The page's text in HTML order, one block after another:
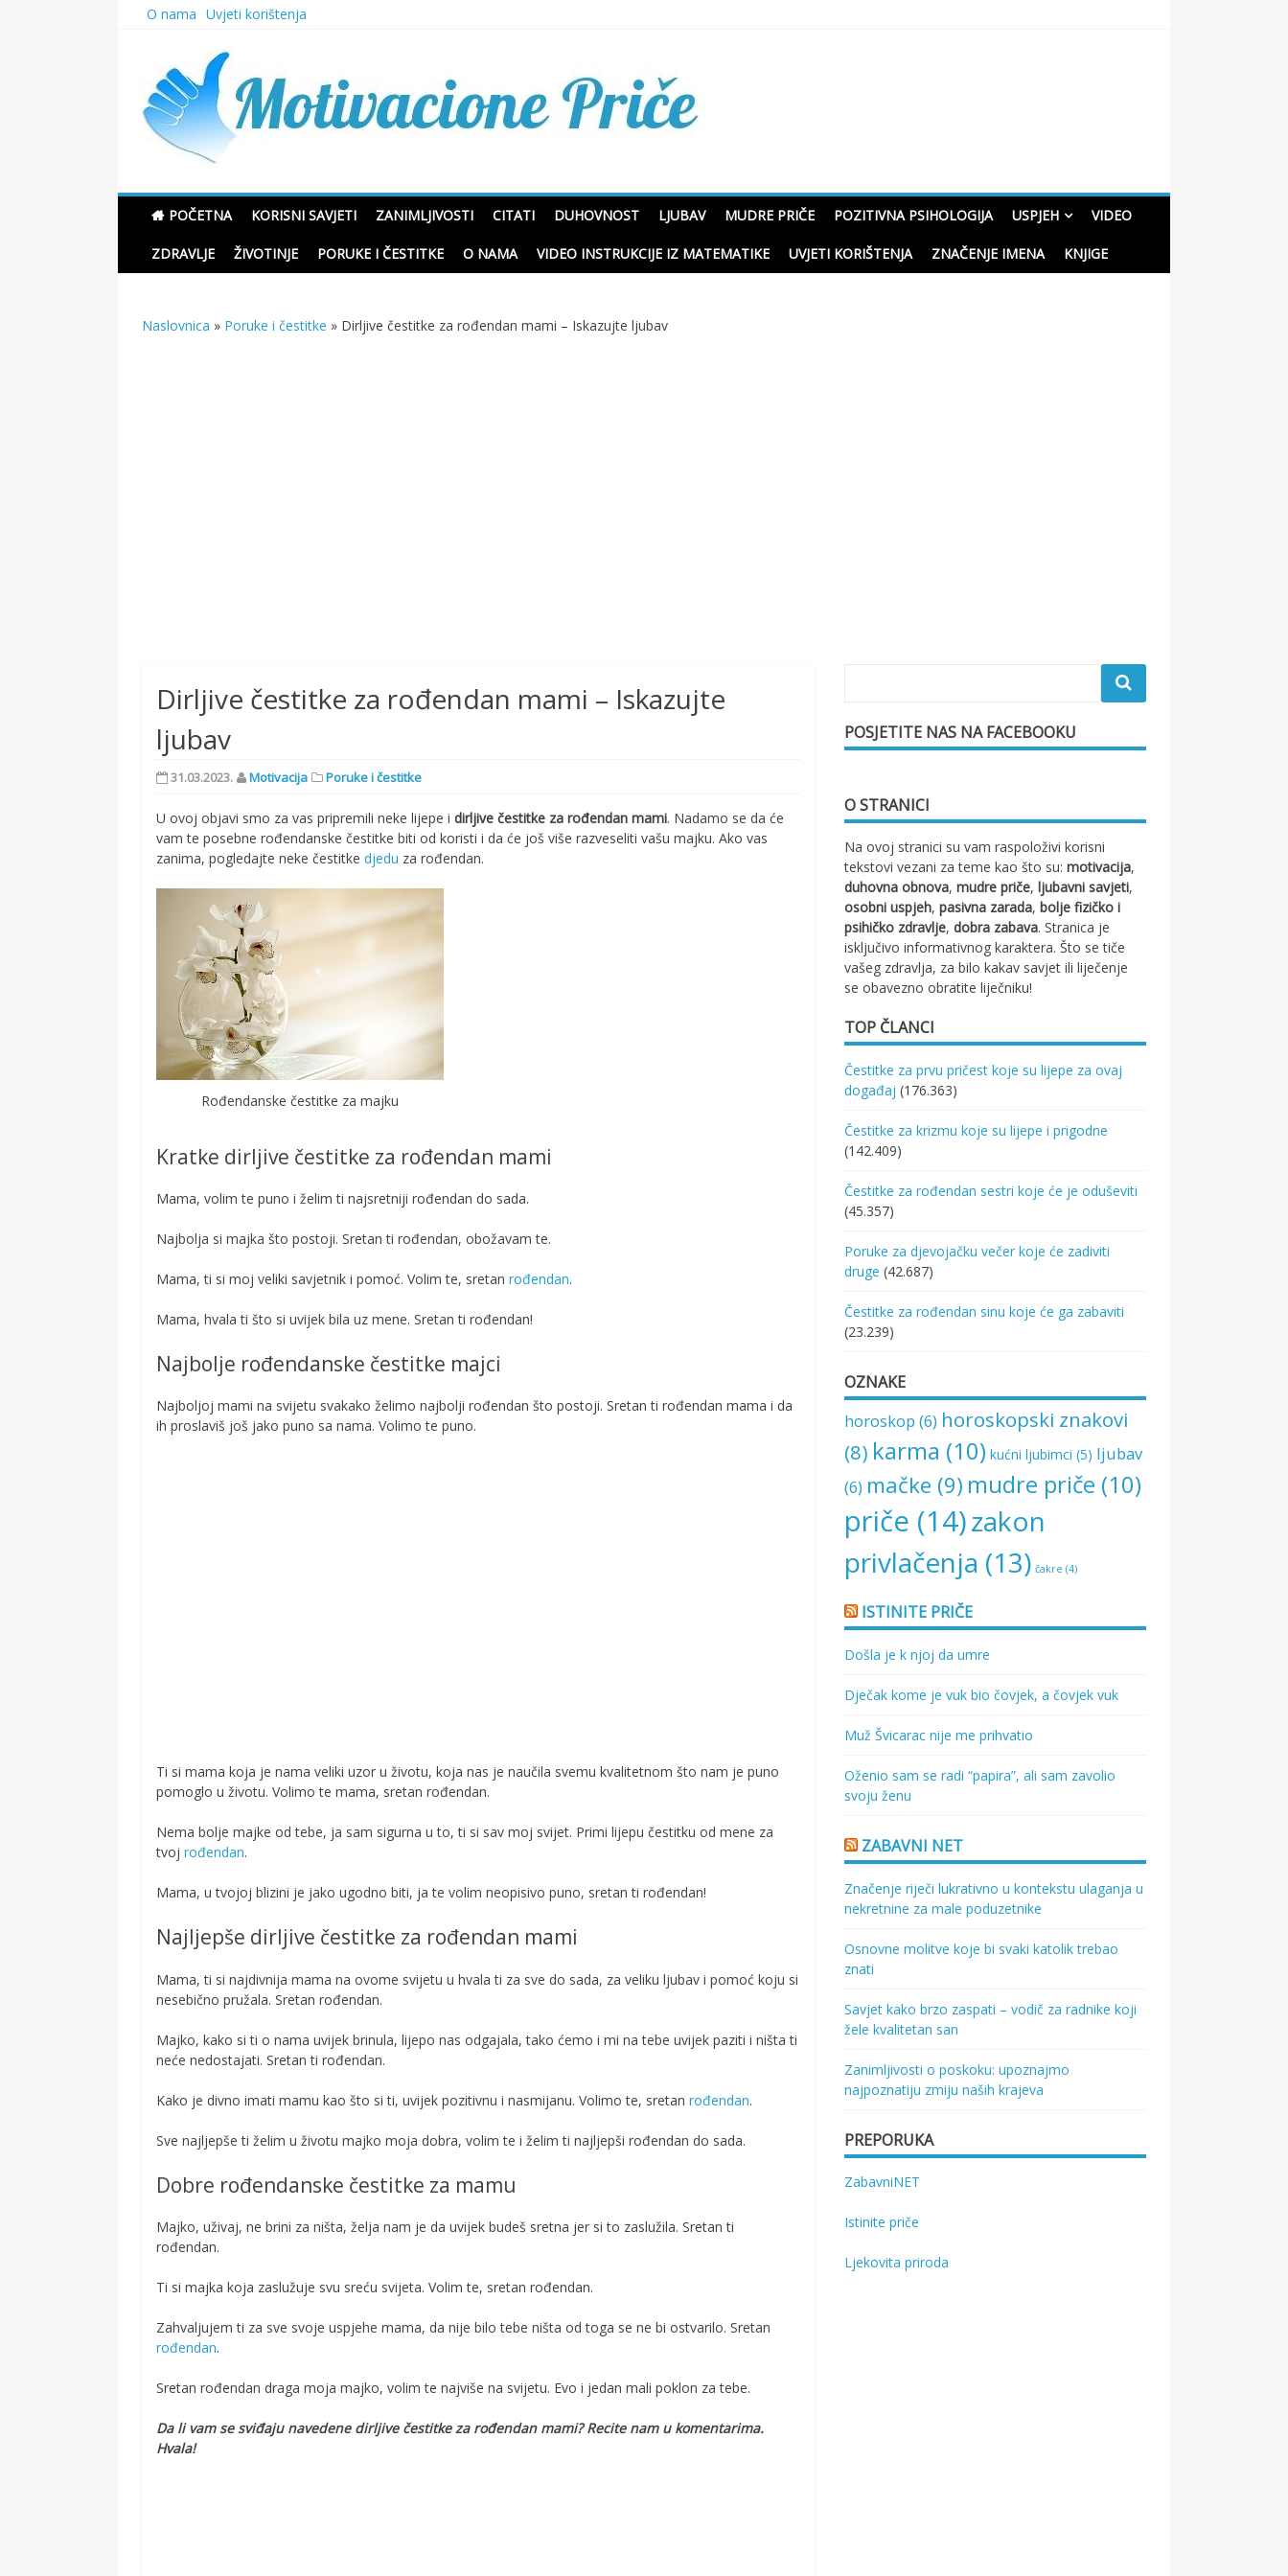
O nama Uvjeti korištenja
Motivacione Priče
POČETNA KORISNI SAVJETI ZANIMLJIVOSTI CITATI DUHOVNOST LJUBAV MUDRE PRIČE POZITIVNA PSIHOLOGIJA USPJEH VIDEO
ZDRAVLJE ŽIVOTINJE PORUKE I ČESTITKE O NAMA VIDEO INSTRUKCIJE IZ MATEMATIKE UVJETI KORIŠTENJA ZNAČENJE IMENA KNJIGE
Naslovnica » Poruke i čestitke » Dirljive čestitke za rođendan mami – Iskazujte ljubav
Dirljive čestitke za rođendan mami – Iskazujte
ljubav
31.03.2023. Motivacija Poruke i čestitke
U ovoj objavi smo za vas pripremili neke lijepe idirljive čestitke za rođendan mami. Nadamo se da će
vam te posebne rođendanske čestitke biti od koristi i da će još više razveseliti vašu majku. Ako vas
zanima, pogledajte neke čestitkedjedu za rođendan.
Rođendanske čestitke za majku
Kratke dirljive čestitke za rođendan mami
Mama, volim te puno i želim ti najsretniji rođendan do sada.
Najbolja si majka što postoji. Sretan ti rođendan, obožavam te.
Mama, ti si moj veliki savjetnik i pomoć. Volim te, sretanrođendan.
Mama, hvala ti što si uvijek bila uz mene. Sretan ti rođendan!
Najbolje rođendanske čestitke majci
Najboljoj mami na svijetu svakako želimo najbolji rođendan što postoji. Sretan ti rođendan mama i da
ih proslaviš još jako puno sa nama. Volimo te puno.
Ti si mama koja je nama veliki uzor u životu, koja nas je naučila svemu kvalitetnom što nam je puno
pomoglo u životu. Volimo te mama, sretan rođendan.
Nema bolje majke od tebe, ja sam sigurna u to, ti si sav moj svijet. Primi lijepu čestitku od mene za
tvojrođendan.
Mama, u tvojoj blizini je jako ugodno biti, ja te volim neopisivo puno, sretan ti rođendan!
Najljepše dirljive čestitke za rođendan mami
Mama, ti si najdivnija mama na ovome svijetu u hvala ti za sve do sada, za veliku ljubav i pomoć koju si
nesebično pružala. Sretan rođendan.
Majko, kako si ti o nama uvijek brinula, lijepo nas odgajala, tako ćemo i mi na tebe uvijek paziti i ništa ti
neće nedostajati. Sretan ti rođendan.
Kako je divno imati mamu kao što si ti, uvijek pozitivnu i nasmijanu. Volimo te, sretanrođendan.
Sve najljepše ti želim u životu majko moja dobra, volim te i želim ti najljepši rođendan do sada.
Dobre rođendanske čestitke za mamu
Majko, uživaj, ne brini za ništa, želja nam je da uvijek budeš sretna jer si to zaslužila. Sretan ti
rođendan.
Ti si majka koja zaslužuje svu sreću svijeta. Volim te, sretan rođendan.
Zahvaljujem ti za sve svoje uspjehe mama, da nije bilo tebe ništa od toga se ne bi ostvarilo. Sretan
rođendan.
Sretan rođendan draga moja majko, volim te najviše na svijetu. Evo i jedan mali poklon za tebe.
Da li vam se sviđaju navedene dirljive čestitke za rođendan mami? Recite nam u komentarima.
Hvala!
POSJETITE NAS NA FACEBOOKU
O STRANICI
Na ovoj stranici su vam raspoloživi korisni
tekstovi vezani za teme kao što su:motivacija,
duhovna obnova,mudre priče,ljubavni savjeti,
osobni uspjeh,pasivna zarada,bolje fizičko i
psihičko zdravlje,dobra zabava. Stranica je
isključivo informativnog karaktera. Što se tiče
vašeg zdravlja, za bilo kakav savjet ili liječenje
se obavezno obratite liječniku!
TOP ČLANCI
Čestitke za prvu pričest koje su lijepe za ovaj
događaj (176.363)
Čestitke za krizmu koje su lijepe i prigodne
(142.409)
Čestitke za rođendan sestri koje će je oduševiti
(45.357)
Poruke za djevojačku večer koje će zadiviti
druge (42.687)
Čestitke za rođendan sinu koje će ga zabaviti
(23.239)
OZNAKE
horoskop (6) horoskopski znakovi
(8) karma (10) kućni ljubimci (5) ljubav
(6) mačke (9) mudre priče (10)
priče (14)zakon
privlačenja (13) čakre (4)
ISTINITE PRIČE
Došla je k njoj da umre
Dječak kome je vuk bio čovjek, a čovjek vuk
Muž Švicarac nije me prihvatio
Oženio sam se radi “papira”, ali sam zavolio
svoju ženu
ZABAVNI NET
Značenje riječi lukrativno u kontekstu ulaganja u
nekretnine za male poduzetnike
Osnovne molitve koje bi svaki katolik trebao
znati
Savjet kako brzo zaspati – vodič za radnike koji
žele kvalitetan san
Zanimljivosti o poskoku: upoznajmo
najpoznatiju zmiju naših krajeva
PREPORUKA
ZabavniNET
Istinite priče
Ljekovita priroda